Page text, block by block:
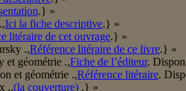
.} »
Ici la fiche descriptive.} »
litéraire de cet ouvrage.} »
.,Référence litéraire de ce livre.} »
et géométrie .,Fiche de l’éditeur.
et géométrie .,Référence litéraire.
.,(la couverture) .} »